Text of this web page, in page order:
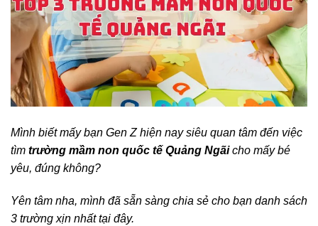
Mình biết mấy bạn Gen Z hiện nay siêu quan tâm đến việc
tìm trường mầm non quốc tế Quảng Ngãicho mấy bé
yêu, đúng không?
Yên tâm nha, mình đã sẵn sàng chia sẻ cho bạn danh sách
3 trường xịn nhất tại đây.